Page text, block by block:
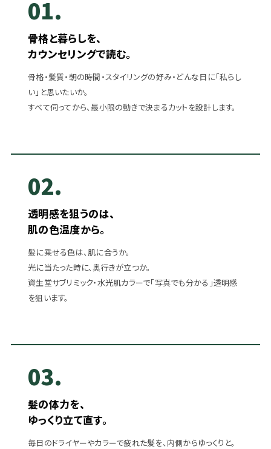
01.
骨格と暮らしを、
カウンセリングで読む。
骨格・髪質・朝の時間・スタイリングの好み・どんな日に「私らし
い」と思いたいか。
すべて伺ってから、最小限の動きで決まるカットを設計します。
02.
透明感を狙うのは、
肌の色温度から。
髪に乗せる色は、肌に合うか。
光に当たった時に、奥行きが立つか。
資生堂サブリミック・水光肌カラーで「写真でも分かる」透明感
を狙います。
03.
髪の体力を、
ゆっくり立て直す。
毎日のドライヤーやカラーで疲れた髪を、内側からゆっくりと。